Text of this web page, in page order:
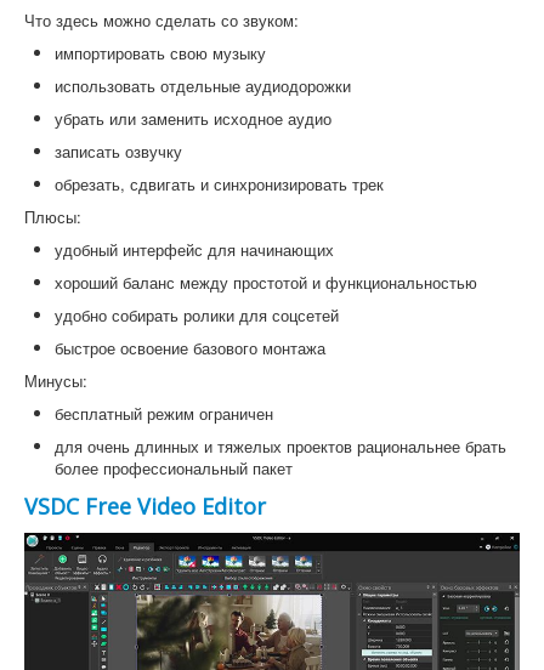
Что здесь можно сделать со звуком:
импортировать свою музыку
использовать отдельные аудиодорожки
убрать или заменить исходное аудио
записать озвучку
обрезать, сдвигать и синхронизировать трек
Плюсы:
удобный интерфейс для начинающих
хороший баланс между простотой и функциональностью
удобно собирать ролики для соцсетей
быстрое освоение базового монтажа
Минусы:
бесплатный режим ограничен
для очень длинных и тяжелых проектов рациональнее брать
более профессиональный пакет
VSDC Free Video Editor